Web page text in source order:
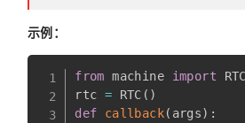
示例：
from machine import RTC
rtc = RTC ( )
def
callback( args) :